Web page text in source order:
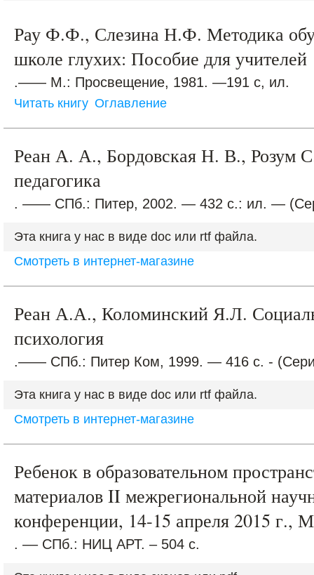
Рау Ф.Ф., Слезина Н.Ф. Методика
школе глухих: Пособие для учителей
.—— М.: Просвещение, 1981. —191 с, ил.
Читать книгу Оглавление
Реан А. А., Бордовская Н. В., Розум
педагогика
. —— СПб.: Питер, 2002. — 432 с.: ил. —
Эта книга у нас в виде doc или rtf файла.
Смотреть в интернет-магазине
Реан А.А., Коломинский Я.Л.
психология
.—— СПб.: Питер Ком, 1999. — 416 с. -
Эта книга у нас в виде doc или rtf файла.
Смотреть в интернет-магазине
Ребенок в образовательном
материалов II межрегиональной
конференции, 14-15 апреля 2015
. –– СПб.: НИЦ АРТ. – 504 с.